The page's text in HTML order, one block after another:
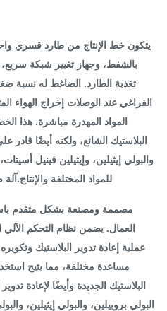
خط الإنتاج من طارد قسري واحد،
بالشفط، وجهاز تغيير شبكة سريع،
تغذية الطارد. الضاغط له نسبة ضغط
عند الوصلات إخراج الهواء
المواد المهدرة مباشرة. هذا الخط
الشائع، ولكنه أيضًا قادر على
إيثيلين، وإيثيلين فينيل أسيتات،
للمواد المختلفة والإنتاج. آلة صنع
مصممة ومصنعة بشكل متقدم
العمال. يضمن نظام التحكم الآلي
عملية إعادة تدوير البلاستيك وتكويره. تم
مساعدة مختلفة، مما يتيح استخدامها
الجديدة وأيضًا لإعادة تدوير
بروبيلين، والبولي إيثيلين، والبولي